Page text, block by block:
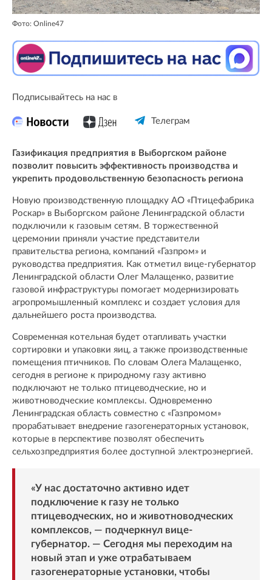
Фото: Online47
Подписывайтесь на нас в
Телеграм
Газификация предприятия в Выборгском районе
позволит повысить эффективность производства и
укрепить продовольственную безопасность региона
Новую производственную площадку АО «Птицефабрика
Роскар» в Выборгском районе Ленинградской области
подключили к газовым сетям. В торжественной
церемонии приняли участие представители
правительства региона, компаний «Газпром» и
руководства предприятия. Как отметил вице-губернатор
Ленинградской области Олег Малащенко, развитие
газовой инфраструктуры помогает модернизировать
агропромышленный комплекс и создает условия для
дальнейшего роста производства.
Современная котельная будет отапливать участки
сортировки и упаковки яиц, а также производственные
помещения птичников. По словам Олега Малащенко,
сегодня в регионе к природному газу активно
подключают не только птицеводческие, но и
животноводческие комплексы. Одновременно
Ленинградская область совместно с «Газпромом»
прорабатывает внедрение газогенераторных установок,
которые в перспективе позволят обеспечить
сельхозпредприятия более доступной электроэнергией.
«У нас достаточно активно идет
подключение к газу не только
птицеводческих, но и животноводческих
комплексов, — подчеркнул вице-
губернатор. — Сегодня мы переходим на
новый этап и уже отрабатываем
газогенераторные установки, чтобы